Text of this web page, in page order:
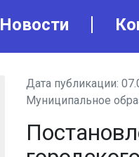
Новости
Дата публикации:
Муниципальное